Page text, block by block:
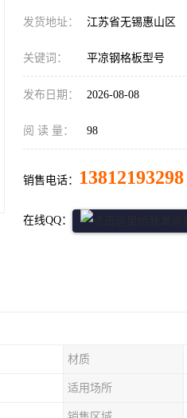
发货地址： 江苏省无锡惠山区
关键词： 平凉钢格板型号
发布日期： 2026-08-08
阅 读 量： 98
销售电话： 13812193298
在线QQ：
材质
适用场所